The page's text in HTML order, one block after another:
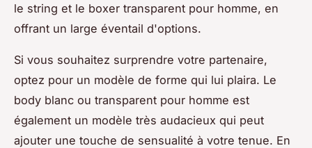
le string et le boxer transparent pour homme, en
offrant un large éventail d'options.
Si vous souhaitez surprendre votre partenaire,
optez pour un modèle de forme qui lui plaira. Le
body blanc ou transparent pour homme est
également un modèle très audacieux qui peut
ajouter une touche de sensualité à votre tenue. En